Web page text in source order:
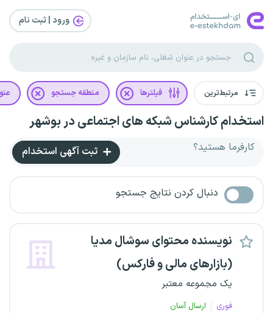
ورود | ثبت‌ نام
مرتبط‌ترین فیلترها منطقه جستجو
استخدام کارشناس شبکه های اجتماعی در بوشهر
کارفرما هستید؟ ثبت آگهی استخدام
دنبال کردن نتایج جستجو
نویسنده محتوای سوشال مدیا
(بازارهای مالی و فارکس)
یک مجموعه معتبر
فوری
ارسال آسان